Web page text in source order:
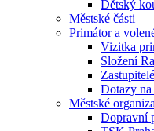
Dětský
Městské části
Primátor a
Vizitka
Složení
Dotazy
Městské
Dopravní